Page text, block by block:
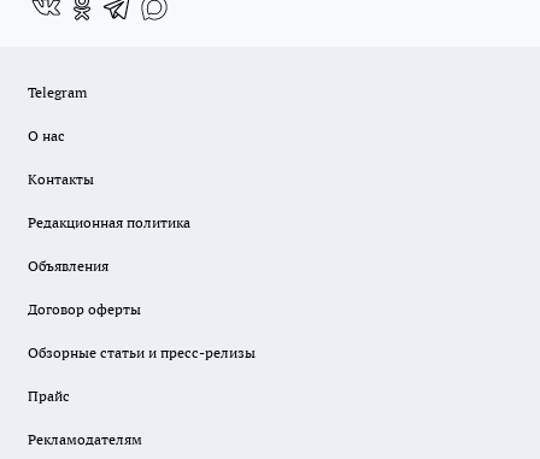
Telegram
О нас
Контакты
Редакционная политика
Объявления
Договор оферты
Обзорные статьи и пресс-релизы
Прайс
Рекламодателям